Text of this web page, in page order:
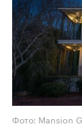
Фото: Mansion